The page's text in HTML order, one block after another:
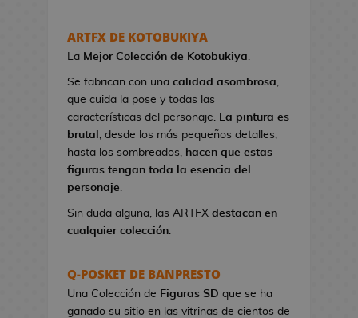
e
o
g
o
e
c
s
ARTFX DE KOTOBUKIYA
La Mejor Colección de Kotobukiya.
Se fabrican con una calidad asombrosa,
que cuida la pose y todas las
características del personaje. La pintura es
brutal , desde los más pequeños detalles,
hasta los sombreados, hacen que estas
figuras tengan toda la esencia del
personaje.
Sin duda alguna, las ARTFX destacan en
cualquier colección.
Q-POSKET DE BANPRESTO
Una Colección de Figuras SD que se ha
ganado su sitio en las vitrinas de cientos de